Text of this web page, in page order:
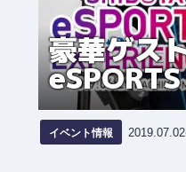
豪華ゲス
イベント情報